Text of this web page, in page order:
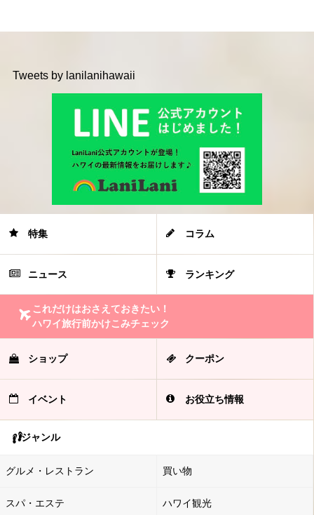
Tweets by lanilanihawaii
特集 コラム
ニュース ランキング
これだけはおさえておきたい！
ハワイ旅行前かけこみチェック
ショップ クーポン
イベント お役立ち情報
ジャンル
グルメ・レストラン 買い物
スパ・エステ ハワイ観光